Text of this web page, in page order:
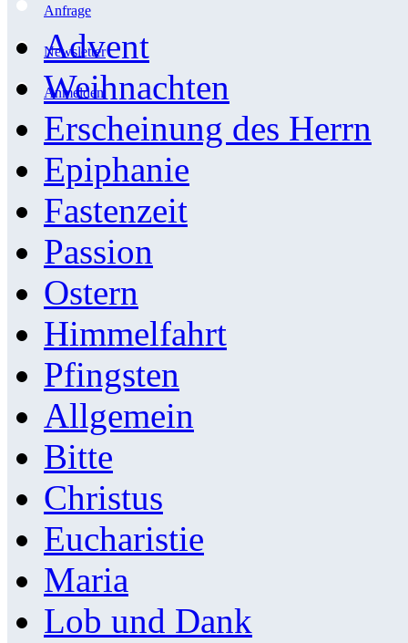
Anfrage
Newsletter
Anmelden
Advent
Weihnachten
Erscheinung des Herrn
Epiphanie
Fastenzeit
Passion
Ostern
Himmelfahrt
Pfingsten
Allgemein
Bitte
Christus
Eucharistie
Maria
Lob und Dank